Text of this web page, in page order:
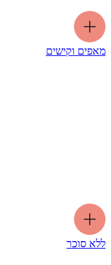
מאפים וקישים
ללא סוכר